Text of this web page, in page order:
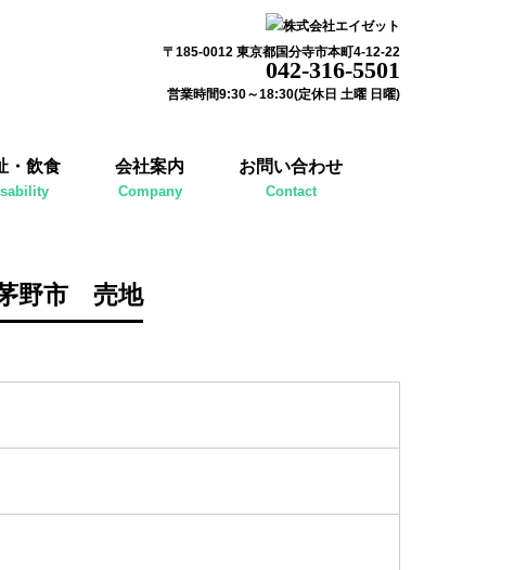
〒185-0012 東京都国分寺市本町4-12-22
042-316-5501
営業時間9:30～18:30(定休日 土曜 日曜)
・飲食 会社案内
Company
お問い合わせ
Contact
野市 売地